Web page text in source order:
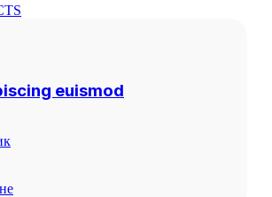
euismod